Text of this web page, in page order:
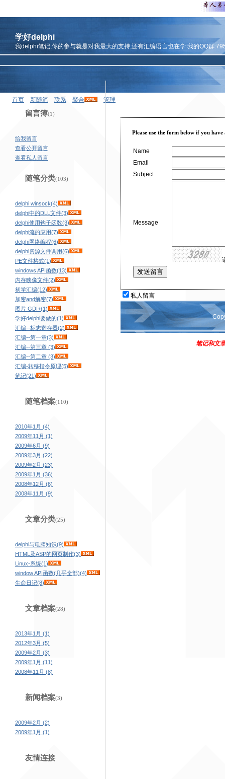
学好delphi
我delphi笔记,你的参与就是对我最大的支持,还有汇编语言也在学 我的QQ群
首页 新随笔 联系 聚合 管理
留言簿(1)
给我留言
查看公开留言
查看私人留言
随笔分类(103)
delphi winsock(4)
delphi中的DLL文件(3)
delphi使用钩子函数(3)
delphi流的应用(7)
delphi网络编程(6)
delphi资源文件调用(6)
PE文件格式(1)
windows API函数(13)
内存映像文件(2)
初学汇编(12)
加密and解密(7)
图片 GDI+(1)
学好delphi要做的(1)
汇编--标志寄存器(2)
汇编--第一章(3)
汇编--第三章 (3)
汇编--第二章 (3)
汇编-转移指令原理(5)
笔记(21)
随笔档案(110)
2010年1月 (4)
2009年11月 (1)
2009年6月 (9)
2009年3月 (22)
2009年2月 (23)
2009年1月 (36)
2008年12月 (6)
2008年11月 (9)
文章分类(25)
delphi与电脑知识(9)
HTML及ASP的网页制作(3)
Linux-系统(1)
window API函数(几乎全部)(4)
生命日记(8)
文章档案(28)
2013年1月 (1)
2012年3月 (5)
2009年2月 (3)
2009年1月 (11)
2008年11月 (8)
新闻档案(3)
2009年2月 (2)
2009年1月 (1)
友情连接
Please use the form below if you have
Name
Email
Subject
Message
私人留言
笔记和文